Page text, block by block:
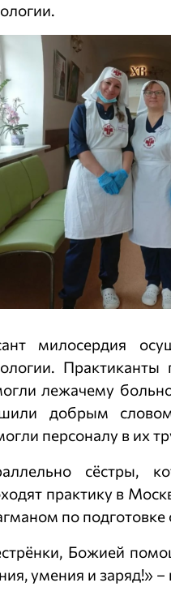
милосердия
лежачему
добрым
персоналу в их
сёстры,
практику в
по подготовке
Божией
умения и заряд!»